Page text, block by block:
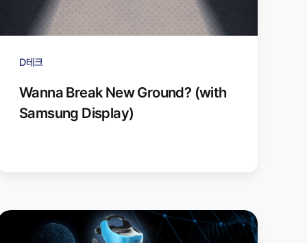
D테크
Wanna Break New Ground? (with
Samsung Display)